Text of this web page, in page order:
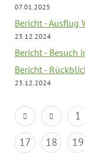
07.01.2025
Bericht - Ausflug
23.12.2024
Bericht - Besuch
Bericht -
23.12.2024
1
17
18 19